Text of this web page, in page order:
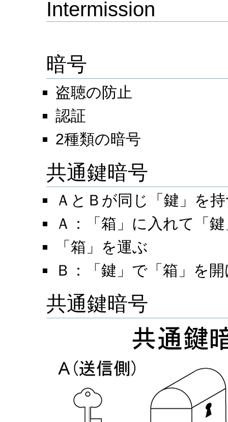
Intermission
暗号
盗聴の防止
認証
2種類の暗号
共通鍵暗号
ＡとＢが同じ「鍵」を
Ａ：「箱」に入れて「
「箱」を運ぶ
Ｂ：「鍵」で「箱」を
共通鍵暗号